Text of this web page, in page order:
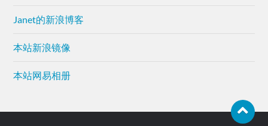
Janet的新浪博客
本站新浪镜像
本站网易相册